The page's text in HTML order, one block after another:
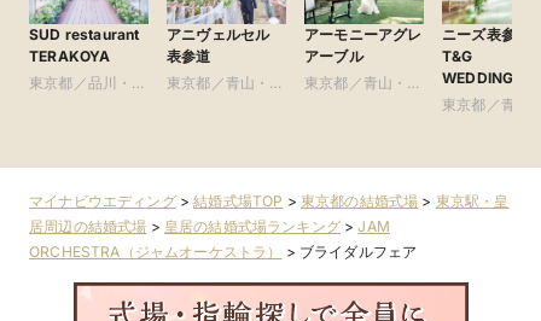
SUD restaurant
TERAKOYA
東京都／品川・目
アニヴェルセル
表参道
東京都／青山・表
アーモニーアグレ
アーブル
東京都／青山・表
ニーズ表参道
T&G
WEDDING(旧
参道
東京都／青山
マイナビウエディング>結婚式場TOP > 東京都の結婚式場 > 東京駅・皇
居周辺の結婚式場 > 皇居の結婚式場ランキング>JAM
ORCHESTRA（ジャムオーケストラ）
> ブライダルフェア